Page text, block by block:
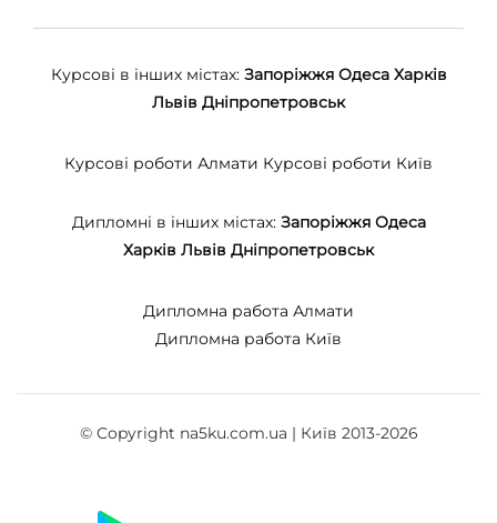
Курсові в інших містах: Запоріжжя Одеса Харків
Львів Дніпропетровськ
Курсові роботи Алмати Курсові роботи Київ
Дипломні в інших містах: Запоріжжя Одеса
Харків Львів Дніпропетровськ
Дипломна работа Алмати
Дипломна работа Київ
© Copyright na5ku.com.ua | Київ 2013-2026